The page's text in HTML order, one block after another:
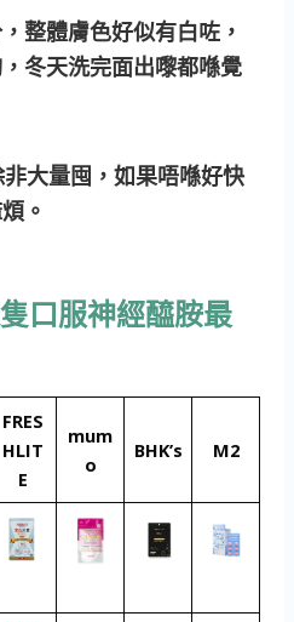
整體膚色好似有白咗，
冬天洗完面出嚟都喺覺
大量囤，如果唔喺好快
。
口服神經醯胺最
FRES
HLIT
E
mum
o
BHK’s M2